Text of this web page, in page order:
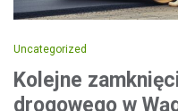
Uncategorized
Kolejne
drogowego w